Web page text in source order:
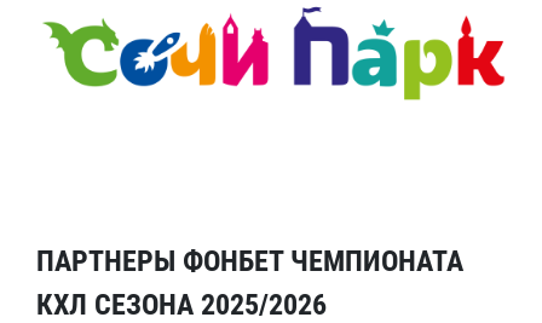
ПАРТНЕРЫ ФОНБЕТ ЧЕМПИОНАТА
КХЛ СЕЗОНА 2025/2026